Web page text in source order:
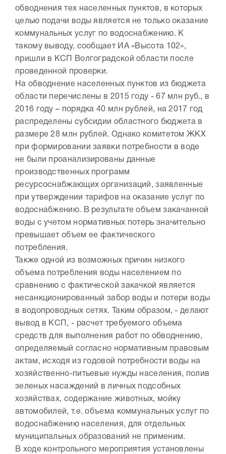
обводнения тех населенных пунктов, в которых
целью подачи воды является не только оказание
коммунальных услуг по водоснабжению. К
такому выводу, сообщает ИА «Высота 102»,
пришли в КСП Волгоградской области после
проведенной проверки.
На обводнение населенных пунктов из бюджета
области перечислены в 2015 году - 67 млн руб., в
2016 году – порядка 40 млн рублей, на 2017 год
распределены субсидии областного бюджета в
размере 28 млн рублей. Однако комитетом ЖКХ
при формировании заявки потребности в воде
не были проанализированы данные
производственных программ
ресурсоснабжающих организаций, заявленные
при утверждении тарифов на оказание услуг по
водоснабжению. В результате объем закачанной
воды с учетом нормативных потерь значительно
превышает объем ее фактического
потребления.
Также одной из возможных причин низкого
объема потребления воды населением по
сравнению с фактической закачкой является
несанкционированный забор воды и потери воды
в водопроводных сетях. Таким образом, - делают
вывод в КСП, - расчет требуемого объема
средств для выполнения работ по обводнению,
определяемый согласно нормативным правовым
актам, исходя из годовой потребности воды на
хозяйственно-питьевые нужды населения, полив
зеленых насаждений в личных подсобных
хозяйствах, содержание животных, мойку
автомобилей, т.е. объема коммунальных услуг по
водоснабжению населения, для отдельных
муниципальных образований не применим.
В ходе контрольного мероприятия установлены